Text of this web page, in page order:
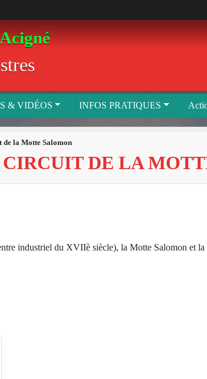
& VIDÉOS INFOS PRATIQUES
la Motte Salomon
DE LA
industriel du XVIIè siècle), la Motte Salomon et